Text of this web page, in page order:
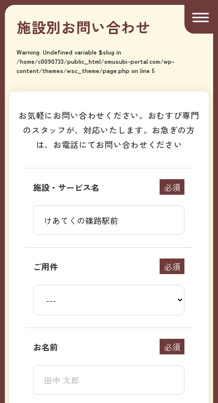
施設別お問い合わせ
Warning: Undefined variable $slug in
/home/c0090733/public_html/omusubi-portal.com/wp-
content/themes/wsc_theme/page.php on line5
お気軽にお問い合わせください。おむすび専門
のスタッフが、対応いたします。 お急ぎの方
は、お電話にてお問い合わせください
必須
施設・サービス名
必須
ご用件
必須
お名前